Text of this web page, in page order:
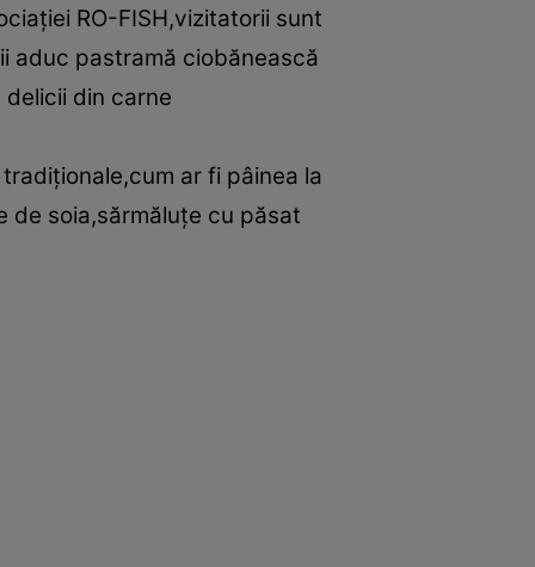
RO-FISH,vizitatorii sunt
aduc pastramă ciobănească
din carne
ar fi pâinea la
de soia,sărmăluţe cu păsat